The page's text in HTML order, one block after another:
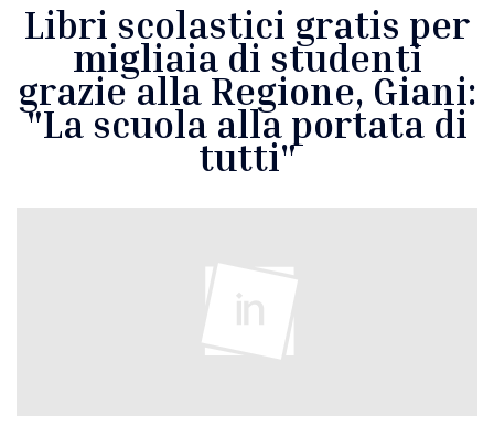
Libri scolastici gratis per
migliaia di studenti
grazie alla Regione, Giani:
"La scuola alla portata di
tutti"